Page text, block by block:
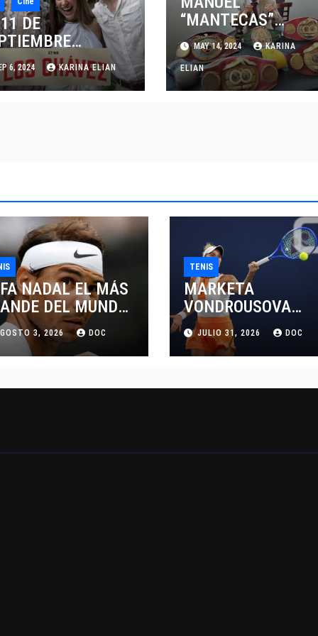
DE
ESTRENA
DE LA
DEL BOXEO
6, 2024 KARINA ELIAN
“MANTECAS”
MEDINA FUE
INCLUÍDO EN EL
SALÓN DE LA FAMA
DEL BOXEO
MAY 14, 2024 KARINA
ELIAN
NADAL EL MÁS
DEL MUNDO
TENIS
3, 2026 DOC
TENIS
MARKETA
VONDROUSOVA
SANCIONADA POR
CUATRO AÑOS
JULIO 31, 2026 DOC